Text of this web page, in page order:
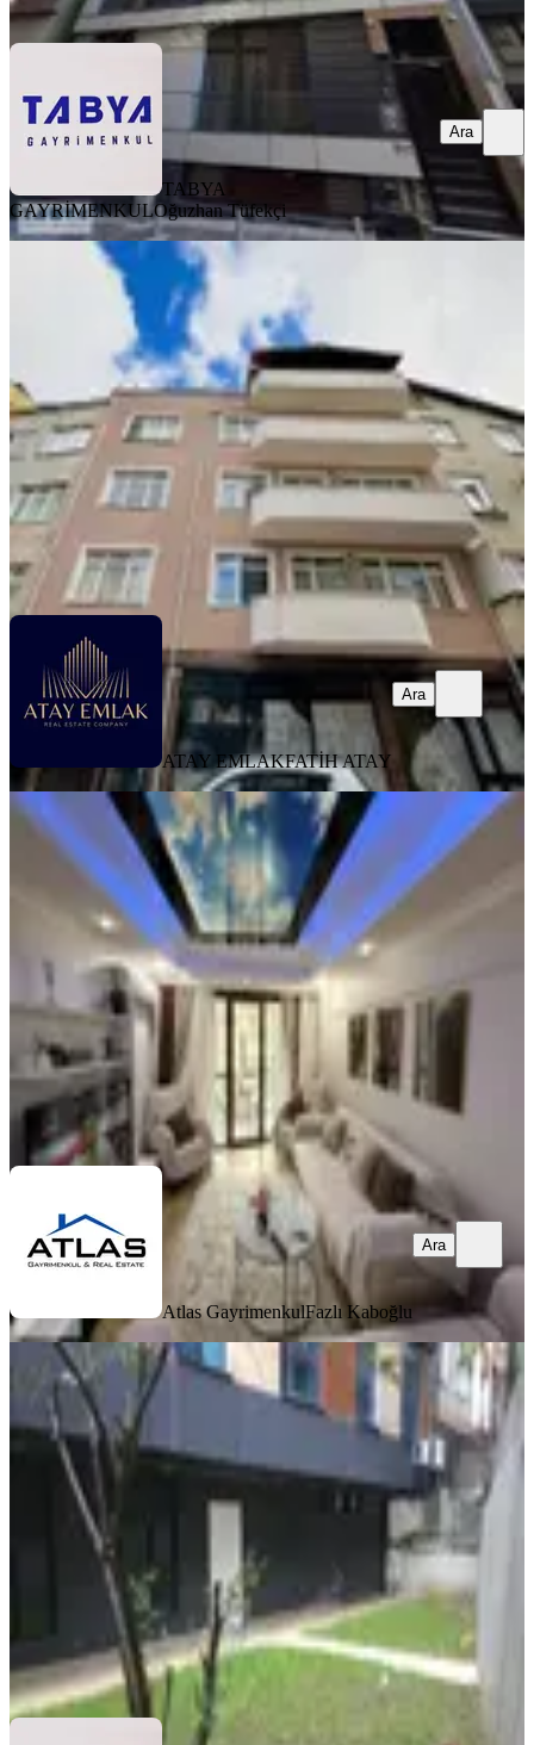
Ara
TABYA
GAYRİMENKULOğuzhan Tüfekçi
Ara
Kağıthane Ortabayır 1.kat 2+1 65m2
Kiralık Daire Merkezi Konum
Kağıthane, Ortabayır Mahallesi
2+1·75 m²·1. Kat·03.08.2026
30.000 ₺
ATAY EMLAKFATİH ATAY
Ara
ATAY EMLAKFATİH ATAY
Ara
EŞYALI
Levent Metroya 5 Dk Ana Cadde
Üstünde Eşyalı Kiralık 2+1
Kağıthane, Ortabayır Mahallesi
2+1·110 m²·2. Kat· 02.08.2026
60.000 ₺
Atlas GayrimenkulFazlı Kaboğlu
Atlas GayrimenkulFazlı Kaboğlu
Ara
SİTE İÇİ
Kanyon Avm Ve Metroya 7 Dk
Yürüme Mesafesinde 2+1 Eşyalı Daire
Kağıthane, Ortabayır Mahallesi
·29.07.2026
TABYA GAYRİMENKULGökhan tüfekçi
Ara